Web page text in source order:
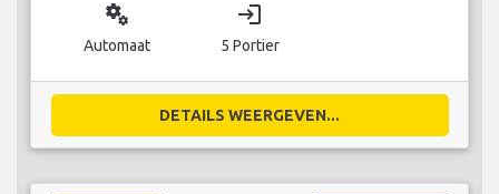
miscellaneous_services
Automaat
login
5 Portier
DETAILS WEERGEVEN...